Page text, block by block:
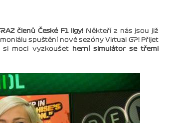
členů České F1 ligy! Někteří z nás jsou již
spuštění nové sezóny Virtual GP! Přijet
si moci vyzkoušetherní simulátor se třemi